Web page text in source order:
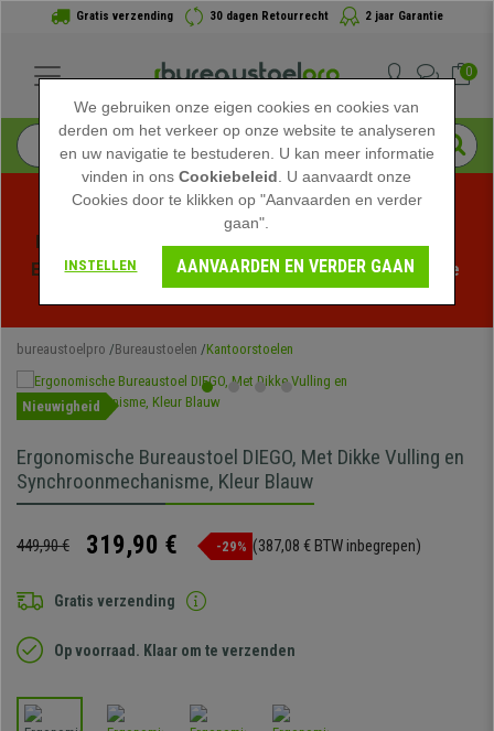
Gratis verzending 30 dagen Retourrecht 2 jaar Garantie
0
Profiteer van de Zomeruitverkoop bij bureaustoelpro!
Exclusieve kortingen voor een beperkte tijd - Bekijk de
bureaustoelpro Bureaustoelen Kantoorstoelen
Nieuwigheid
Ergonomische Bureaustoel DIEGO, Met Dikke Vulling en
Synchroonmechanisme, Kleur Blauw
449,90 € 319,90 € -29% (387,08 € BTW inbegrepen)
Gratis verzending
Op voorraad. Klaar om te verzenden
We gebruiken onze eigen cookies en cookies van
derden om het verkeer op onze website te analyseren
en uw navigatie te bestuderen. U kan meer informatie
vinden in onsCookiebeleid . U aanvaardt onze
Cookies door te klikken op "Aanvaarden en verder
gaan".
INSTELLEN AANVAARDEN EN VERDER GAAN